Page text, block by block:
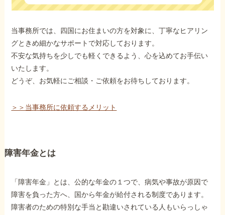
当事務所では、四国にお住まいの方を対象に、丁寧なヒアリン
グときめ細かなサポートで対応しております。
不安な気持ちを少しでも軽くできるよう、心を込めてお手伝い
いたします。
どうぞ、お気軽にご相談・ご依頼をお待ちしております。
＞＞当事務所に依頼するメリット
障害年金とは
「障害年金」とは、公的な年金の１つで、病気や事故が原因で
障害を負った方へ、国から年金が給付される制度であります。
障害者のための特別な手当と勘違いされている人もいらっしゃ